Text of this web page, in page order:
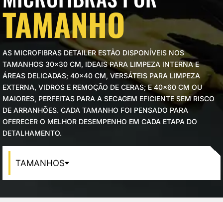
CREPE AUTOMOTIVA
AUTOMOTIVAS
E HIGIENIZAÇÃO
DE LED
TAMANHO
AS MICROFIBRAS DETAILER ESTÃO DISPONÍVEIS NOS
TAMANHOS 30×30 CM, IDEAIS PARA LIMPEZA INTERNA E
ÁREAS DELICADAS; 40×40 CM, VERSÁTEIS PARA LIMPEZA
EXTERNA, VIDROS E REMOÇÃO DE CERAS; E 40×60 CM OU
MAIORES, PERFEITAS PARA A SECAGEM EFICIENTE SEM RISCO
DE ARRANHÕES. CADA TAMANHO FOI PENSADO PARA
OFERECER O MELHOR DESEMPENHO EM CADA ETAPA DO
DETALHAMENTO.
TAMANHOS